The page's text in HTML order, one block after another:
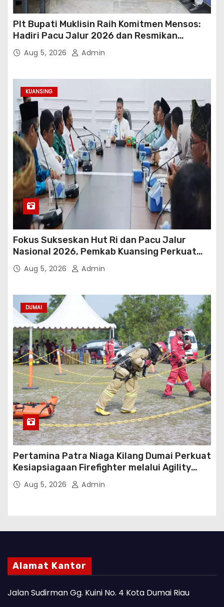
Plt Bupati Muklisin Raih Komitmen Mensos:
Hadiri Pacu Jalur 2026 dan Resmikan
Sekolah Rakyat Kuansing
Aug 5, 2026 Admin
KUANSING
Fokus Sukseskan Hut Ri dan Pacu Jalur
Nasional 2026, Pemkab Kuansing Perkuat
Sinergi Antarwilayah
Aug 5, 2026 Admin
DUMAI
Pertamina Patra Niaga Kilang Dumai Perkuat
Kesiapsiagaan Firefighter melalui Agility
TestAug 5, 2026 Admin
Alamat Kantor
Jalan Sudirman Gg. Kuini No. 4 Kota Dumai Riau